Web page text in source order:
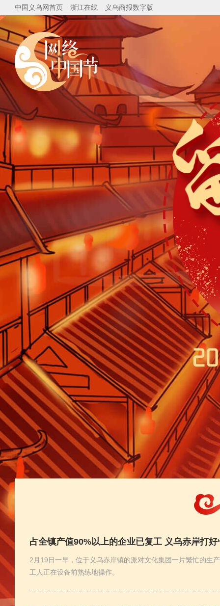
中国义乌网首页 浙江在线 义乌商报数字版
占全镇产值90%以上的企业已复工 义乌赤岸打好
争“开门红”
2月19日一早，位于义乌赤岸镇的派对文化集团一片繁忙的生
工人正在设备前熟练地操作。